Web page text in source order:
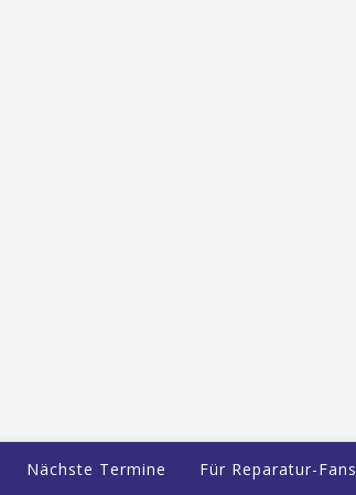
Nächste Termine Für Reparatur-Fans